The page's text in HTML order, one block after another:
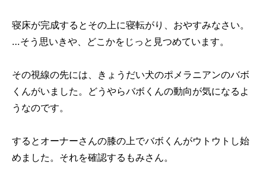
寝床が完成するとその上に寝転がり、おやすみなさい。
…そう思いきや、どこかをじっと見つめています。
その視線の先には、きょうだい犬のポメラニアンのバボ
くんがいました。どうやらバボくんの動向が気になるよ
うなのです。
するとオーナーさんの膝の上でバボくんがウトウトし始
めました。それを確認するもみさん。